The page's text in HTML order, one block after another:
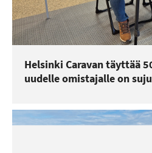
Helsinki Caravan täyttää
uudelle omistajalle on